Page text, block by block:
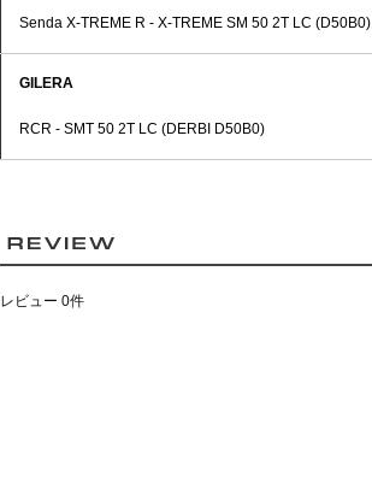
Senda X-TREME R - X-TREME SM 50 2T LC (D50B0)
GILERA
RCR - SMT 50 2T LC (DERBI D50B0)
レビュー 0件